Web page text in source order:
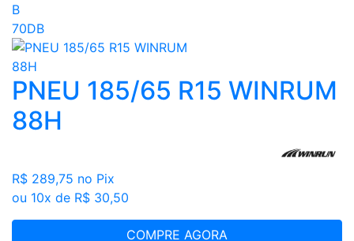
B
70DB
PNEU 185/65 R15 WINRUM
88H
R$ 289,75 no Pix
ou 10x de R$ 30,50
COMPRE AGORA